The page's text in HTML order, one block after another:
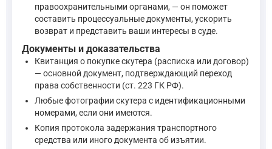
правоохранительными органами, — он поможет
составить процессуальные документы, ускорить
возврат и представить ваши интересы в суде.
Документы и доказательства
Квитанция о покупке скутера (расписка или договор)
— основной документ, подтверждающий переход
права собственности (ст. 223 ГК РФ).
Любые фотографии скутера с идентификационными
номерами, если они имеются.
Копия протокола задержания транспортного
средства или иного документа об изъятии.